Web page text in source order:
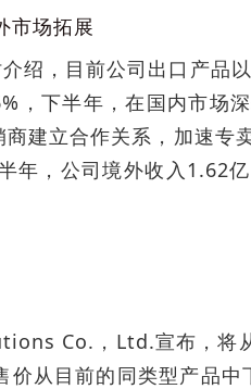
市场拓展
绍，目前公司出口产品
，下半年，在国内市场
建立合作关系，加速专
年，公司境外收入1.62
Co.，Ltd.宣布，将
从目前的同类型产品